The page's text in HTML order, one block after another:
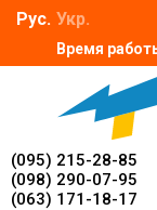
Время
Рус. Укр.
(095) 215-28-85
(098) 290-07-95
(063) 171-18-17